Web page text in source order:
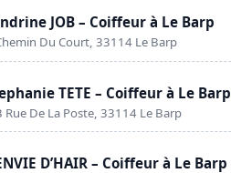
JOB – Coiffeur à Le Barp
Du Court, 33114 Le Barp
TETE – Coiffeur à Le Barp
Rue De La Poste, 33114 Le Barp
D’HAIR – Coiffeur à Le Barp